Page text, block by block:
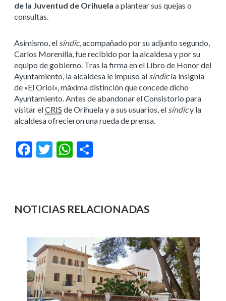
de la Juventud de Orihuela a plantear sus quejas o
consultas.
Asimismo, el síndic, acompañado por su adjunto segundo,
Carlos Morenilla, fue recibido por la alcaldesa y por su
equipo de gobierno. Tras la firma en el Libro de Honor del
Ayuntamiento, la alcaldesa le impuso al síndicla insignia
de «El Oriol», máxima distinción que concede dicho
Ayuntamiento. Antes de abandonar el Consistorio para
visitar elCRIS de Orihuela y a sus usuarios, el síndicy la
alcaldesa ofrecieron una rueda de prensa.
Facebook
Twitter WhatsApp
NOTICIAS RELACIONADAS